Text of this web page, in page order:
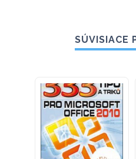
SÚVISIACE